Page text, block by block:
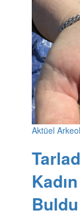
Aktüel
Buldu